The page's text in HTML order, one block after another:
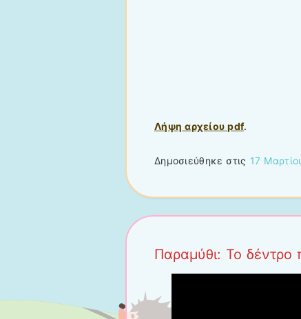
Λήψη αρχείου pdf.
Δημοσιεύθηκε στις 17
Παραμύθι: Το δέντρο